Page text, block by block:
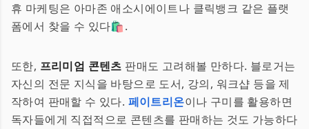
휴 마케팅은 아마존 애소시에이트나 클릭뱅크 같은 플랫
폼에서 찾을 수 있다🛍️.
또한, 프리미엄 콘텐츠 판매도 고려해볼 만하다. 블로거는
자신의 전문 지식을 바탕으로 도서, 강의, 워크샵 등을 제
작하여 판매할 수 있다. 페이트리온이나 구미를 활용하면
독자들에게 직접적으로 콘텐츠를 판매하는 것도 가능하다